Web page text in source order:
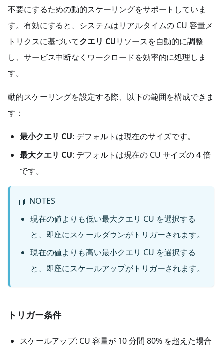
不要にするための動的スケーリングをサポートしていま
す。有効にすると、システムはリアルタイムの CU 容量メ
トリクスに基づいてクエリ CUリソースを自動的に調整
し、サービス中断なくワークロードを効率的に処理しま
す。
動的スケーリングを設定する際、以下の範囲を構成できま
す：
最小クエリ CU: デフォルトは現在のサイズです。
最大クエリ CU: デフォルトは現在の CU サイズの 4 倍
です。
📘 NOTES
現在の値よりも低い最大クエリ CU を選択する
と、即座にスケールダウンがトリガーされます。
現在の値よりも高い最小クエリ CU を選択する
と、即座にスケールアップがトリガーされます。
トリガー条件
スケールアップ: CU 容量が 10 分間 80% を超えた場合